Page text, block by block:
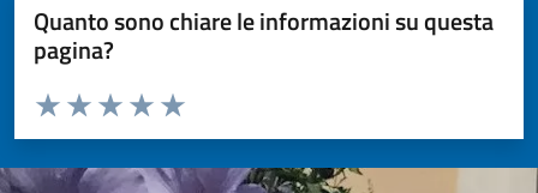
Quanto sono chiare le informazioni su questa
pagina?
Valuta da 1 a 5 stelle la pagina
Valuta 5 stelle su 5
Valuta 4 stelle su 5
Valuta 3 stelle su 5
Valuta 2 stelle su 5
Valuta 1 stelle su 5